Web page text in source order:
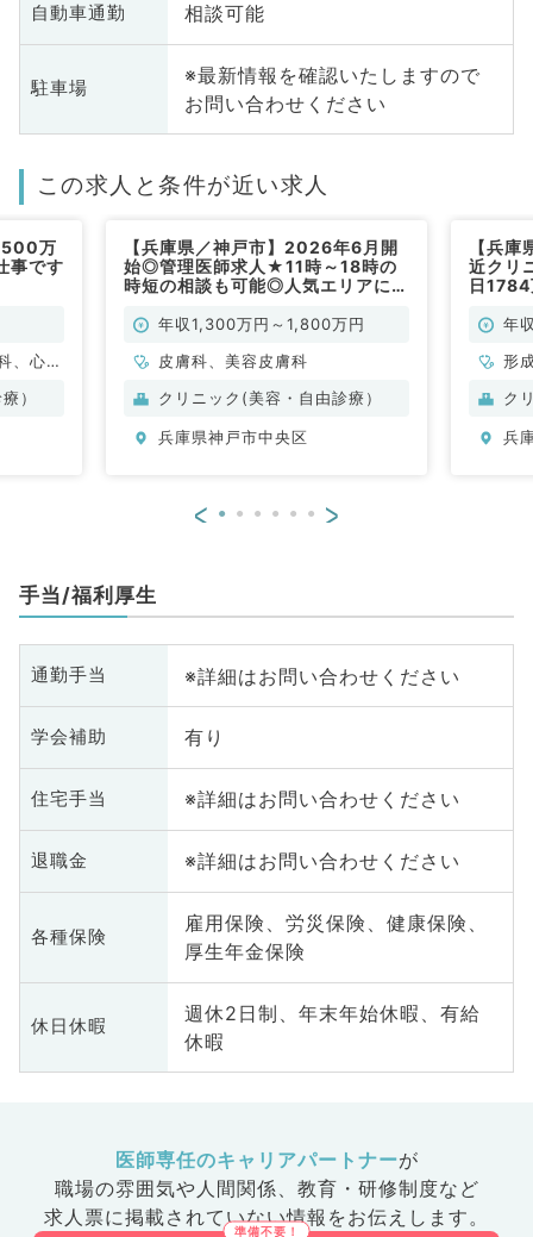
自動車通勤 相談可能
駐車場
※最新情報を確認いたしますので
お問い合わせください
この求人と条件が近い求人
万
事です
、心療
マチ
科、ペ
科、緩
科、内
、老年
外科、
健診・
Ｕ、病
科、ス
門外
）
【兵庫県／神戸市】2026年6月開
始◎管理医師求人★11時～18時の
時短の相談も可能◎人気エリアにあ
す（美容皮膚科／常勤）
年収1,300万円～1,800万円
皮膚科、美容皮膚科
クリニック(美容・自由診療）
兵庫県神戸市中央区
【兵
近クリ
日
勤）年
形
般
ク
兵
< >
手当/福利厚生
通勤手当 ※詳細はお問い合わせください
学会補助 有り
住宅手当 ※詳細はお問い合わせください
退職金 ※詳細はお問い合わせください
各種保険
雇用保険、労災保険、健康保険、
厚生年金保険
休日休暇
週休2日制、年末年始休暇、有給
休暇
医師専任のキャリアパートナーが
職場の雰囲気や人間関係、 教育・研修制度など
求人票に掲載されていない情報をお伝えします。